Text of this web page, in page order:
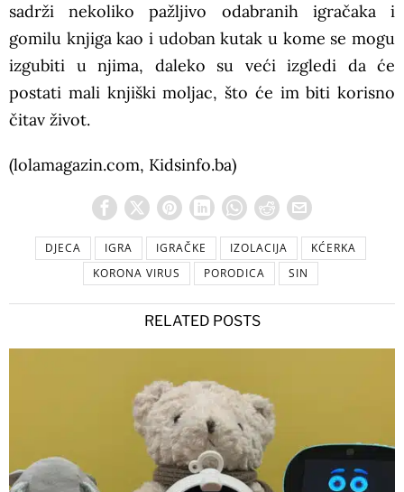
sadrži nekoliko pažljivo odabranih igračaka i
gomilu knjiga kao i udoban kutak u kome se mogu
izgubiti u njima, daleko su veći izgledi da će
postati mali knjiški moljac, što će im biti korisno
čitav život.
(lolamagazin.com, Kidsinfo.ba)
DJECA IGRA IGRAČKE IZOLACIJA
KĆERKA
KORONA VIRUS
PORODICA SIN
RELATED POSTS